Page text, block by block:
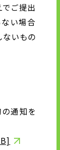
でご提出
い場合
ないもの
の通知を